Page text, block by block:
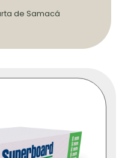
de Samacá